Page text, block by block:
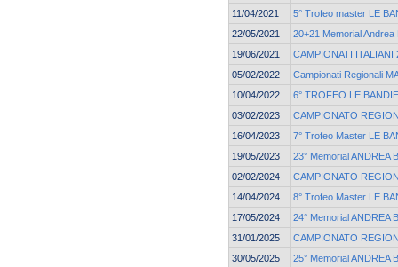
11/04/2021
5° Trofeo master LE
22/05/2021
20+21 Memorial Andrea
19/06/2021
CAMPIONATI ITALIANI
05/02/2022
Campionati Regionali
10/04/2022
6° TROFEO LE BANDIE
03/02/2023
CAMPIONATO
16/04/2023
7° Trofeo Master LE
19/05/2023
23° Memorial ANDREA
02/02/2024
CAMPIONATO
14/04/2024
8° Trofeo Master LE
17/05/2024
24° Memorial ANDREA
31/01/2025
CAMPIONATO
30/05/2025
25° Memorial ANDREA